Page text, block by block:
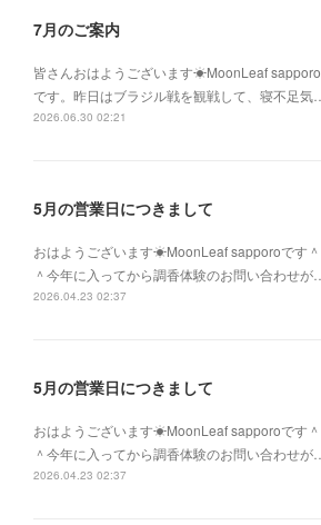
7月のご案内
皆さんおはようございます☀MoonLeaf sapporo
です。昨日はブラジル戦を観戦して、寝不足気…
2026.06.30 02:21
5月の営業日につきまして
おはようございます☀MoonLeaf sapporoです＾
＾今年に入ってから調香体験のお問い合わせが…
2026.04.23 02:37
5月の営業日につきまして
おはようございます☀MoonLeaf sapporoです＾
＾今年に入ってから調香体験のお問い合わせが…
2026.04.23 02:37